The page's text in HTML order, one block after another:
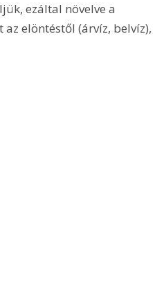
ezáltal növelve a
elöntéstől (árvíz, belvíz),